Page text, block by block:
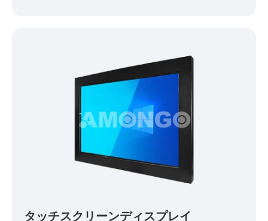
タッチスクリーンディスプレイ